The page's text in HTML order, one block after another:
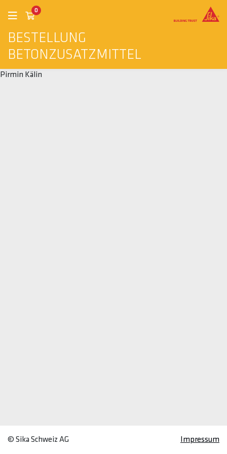
BESTELLUNG
BETONZUSATZMITTEL
0
Pirmin Kälin
© Sika Schweiz AG Impressum